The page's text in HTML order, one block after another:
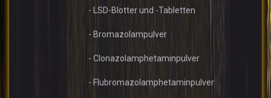
- LSD-Blotter und -Tabletten
- Bromazolampulver
- Clonazolamphetaminpulver
- Flubromazolamphetaminpulver